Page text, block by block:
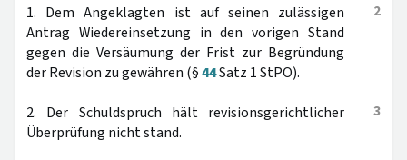
2
1. Dem Angeklagten ist auf seinen zulässigen
Antrag Wiedereinsetzung in den vorigen Stand
gegen die Versäumung der Frist zur Begründung
der Revision zu gewähren (§44Satz 1 StPO).
3
2. Der Schuldspruch hält revisionsgerichtlicher
Überprüfung nicht stand.